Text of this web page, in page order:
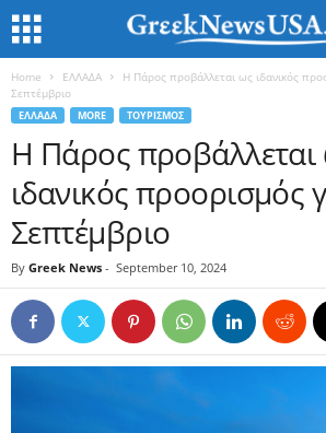
Home ΕΛΛΑΔΑ
Η Πάρος προβάλλεται ως ιδανικός
Σεπτέμβριο
ΕΛΛΑΔΑ MORE ΤΟΥΡΙΣΜΟΣ
Η Πάρος προβάλλεται
ιδανικός προορισμός
Σεπτέμβριο
By Greek News - September 10, 2024